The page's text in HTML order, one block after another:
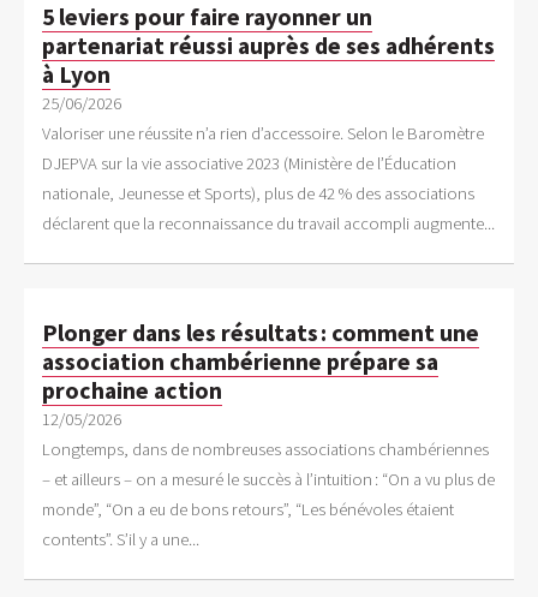
5 leviers pour faire rayonner un
partenariat réussi auprès de ses adhérents
à Lyon
25/06/2026
Valoriser une réussite n’a rien d’accessoire. Selon le Baromètre
DJEPVA sur la vie associative 2023 (Ministère de l’Éducation
nationale, Jeunesse et Sports), plus de 42 % des associations
déclarent que la reconnaissance du travail accompli augmente...
Plonger dans les résultats : comment une
association chambérienne prépare sa
prochaine action
12/05/2026
Longtemps, dans de nombreuses associations chambériennes
– et ailleurs – on a mesuré le succès à l’intuition : “On a vu plus de
monde”, “On a eu de bons retours”, “Les bénévoles étaient
contents”. S’il y a une...